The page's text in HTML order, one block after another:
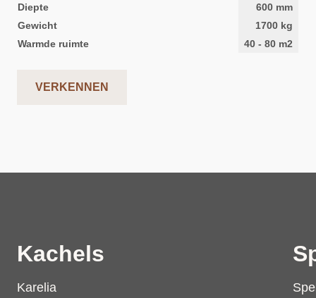
Diepte
600 mm
Gewicht
1700 kg
Warmde ruimte
40 - 80 m2
VERKENNEN
Kachels
Karelia